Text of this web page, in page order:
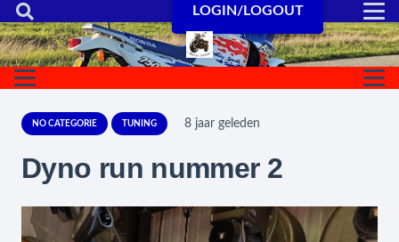
LOGIN/LOGOUT
NO CATEGORIE TUNING 8 jaar geleden
Dyno run nummer 2